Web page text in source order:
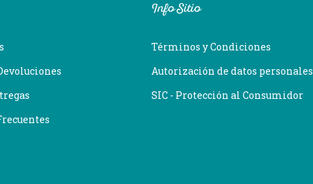
Info Sitio
Términos y Condiciones
Autorización de datos personales
SIC - Protección al Consumidor